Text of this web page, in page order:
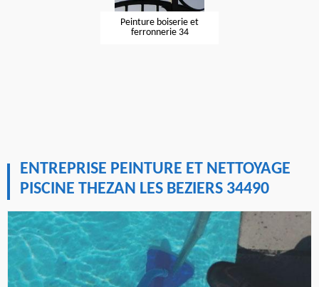
Peinture boiserie et
ferronnerie 34
ENTREPRISE PEINTURE ET NETTOYAGE
PISCINE THEZAN LES BEZIERS 34490